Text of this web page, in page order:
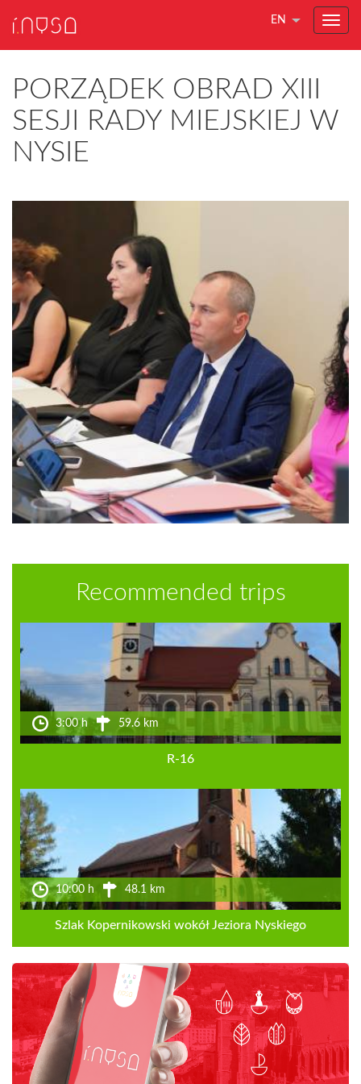
EN
PORZĄDEK OBRAD XIII
SESJI RADY MIEJSKIEJ W
NYSIE
Recommended trips
3:00 h 59.6 km
R-16
10:00 h 48.1 km
Szlak Kopernikowski wokół Jeziora Nyskiego